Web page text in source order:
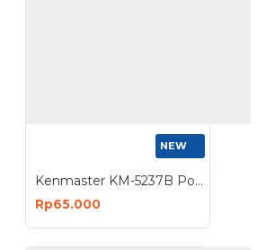
NEW
Kenmaster KM-5237B Pompa Sepeda Tabung Hitam Meteran Pijakan Kaki
Rp65.000